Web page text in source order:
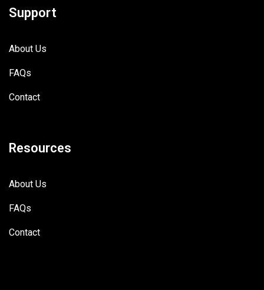
Support
About Us
FAQs
Contact
Resources
About Us
FAQs
Contact